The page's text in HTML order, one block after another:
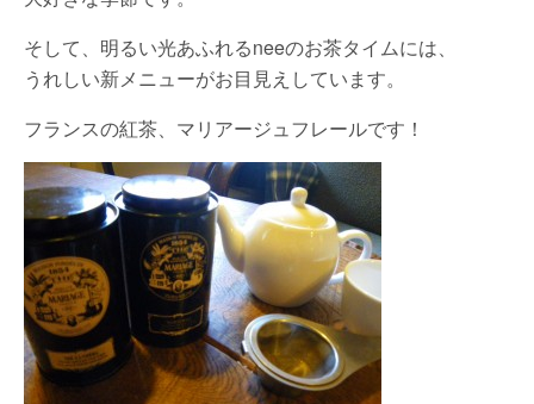
そして、明るい光あふれるneeのお茶タイムには、
うれしい新メニューがお目見えしています。
フランスの紅茶、マリアージュフレールです！